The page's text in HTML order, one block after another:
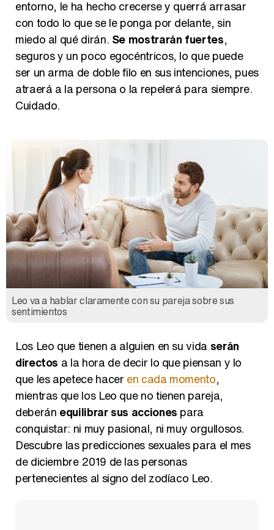
Belén Esteban: "Estoy emocionada, muy contenta y muy feliz por llegar a RTVE"
Magdalena de Suecia responde a las críticas y explica por qué le han permitido lanzar su propio negocio
entorno, le ha hecho crecerse y querrá arrasar
con todo lo que se le ponga por delante, sin
miedo al qué dirán. Se mostrarán fuertes,
seguros y un poco egocéntricos, lo que puede
ser un arma de doble filo en sus intenciones, pues
atraerá a la persona o la repelerá para siempre.
Cuidado.
Leo va a hablar claramente con su pareja sobre sus
sentimientos
Los Leo que tienen a alguien en su vida serán
directos a la hora de decir lo que piensan y lo
que les apetece hacer en cada momento,
mientras que los Leo que no tienen pareja,
deberán equilibrar sus acciones para
conquistar: ni muy pasional, ni muy orgullosos.
Descubre las predicciones sexuales para el mes
de diciembre 2019 de las personas
pertenecientes al signo del zodíaco Leo.